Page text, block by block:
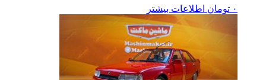
۰ تومان اطلاعات بیشتر